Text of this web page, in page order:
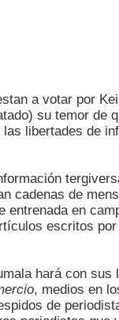
a votar por
su temor de
libertades de
cadenas de
entrenada en
escritos por
hará con sus
, medios en
de